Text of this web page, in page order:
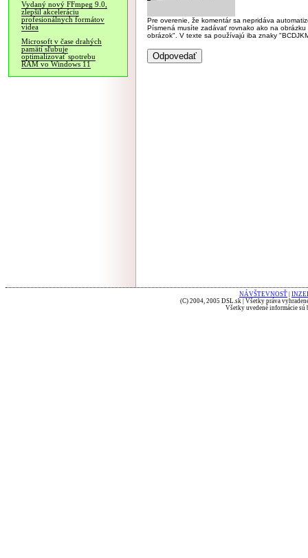
Vydaný nový FFmpeg 9.0,
zlepšil akceleráciu
profesionálnych formátov
videa
Microsoft v čase drahých
pamätí sľubuje
optimalizovať spotrebu
RAM vo Windows 11
Pre overenie, že komentár sa nepridáva
Písmená musíte zadávať rovnako ako na
obrázok". V texte sa používajú iba znaky
NÁVŠTEVNOSŤ
(C) 2004, 2005 DSL.sk | Všetky práva
Všetky uvedené informácie sú